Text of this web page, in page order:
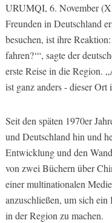
URUMQI, 6. November
Freunden in Deutschland
besuchen, ist ihre
fahren?‘“, sagte der
erste Reise in die Region.
ist ganz anders - dieser
Seit den späten 1970er
und Deutschland hin und
Entwicklung und den
von zwei Büchern über
einer multinationalen
anzuschließen, um sich
in der Region zu machen.